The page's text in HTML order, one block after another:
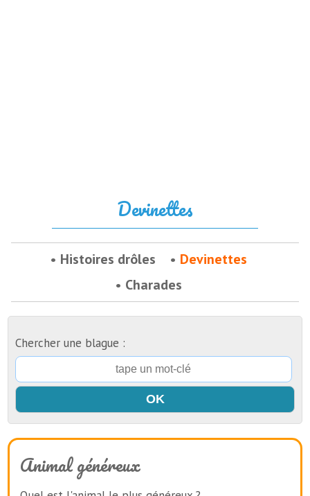
Devinettes
Histoires drôles
Devinettes
Charades
Chercher une blague :
Animal généreux